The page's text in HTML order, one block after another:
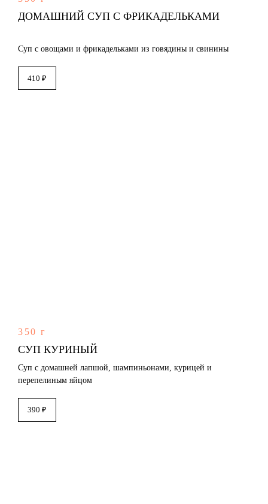
ДОМАШНИЙ СУП С ФРИКАДЕЛЬКАМИ
Суп с овощами и фрикадельками из говядины и свинины
410 ₽
350 г
СУП КУРИНЫЙ
Суп с домашней лапшой, шампиньонами, курицей и
перепелиным яйцом
390 ₽